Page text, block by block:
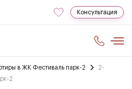
Консультация
в ЖК Фестиваль парк-2
2-
2